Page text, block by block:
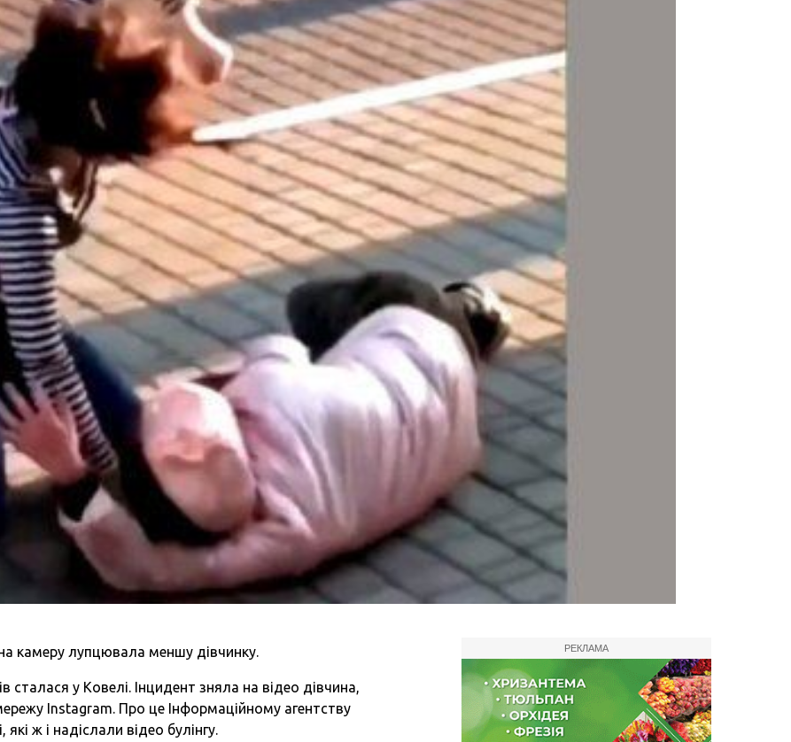
камеру лупцювала меншу дівчинку.
сталася у Ковелі. Інцидент зняла на відео дівчина,
Instagram. Про це Інформаційному агентству
ж і надіслали відео булінгу.
РЕКЛАМА